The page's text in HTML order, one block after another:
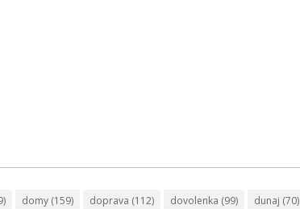
domy (159) doprava (112) dovolenka (99) dunaj (70)